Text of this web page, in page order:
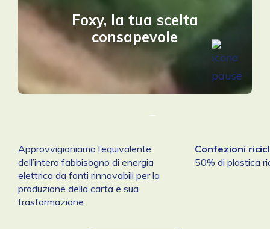
Foxy, la tua scelta
consapevole
Approvvigioniamo l’equivalente
dell’intero fabbisogno di energia
elettrica da fonti rinnovabili per la
produzione della carta e sua
trasformazione
Confezioni
50% di plastica